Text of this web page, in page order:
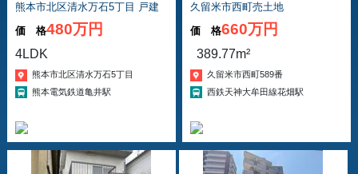
熊本市北区清水万石5丁目 戸建
価 格480万円
4LDK
熊本市北区清水万石5丁目
熊本電気鉄道亀井駅
久留米市西町売土地
価 格660万円
389.77m²
久留米市西町589番
西鉄天神大牟田線花畑駅